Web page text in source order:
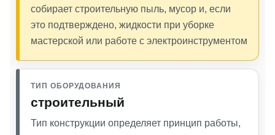
собирает строительную пыль, мусор и, если
это подтверждено, жидкости при уборке
мастерской или работе с электроинструментом
ТИП ОБОРУДОВАНИЯ
строительный
Тип конструкции определяет принцип работы,